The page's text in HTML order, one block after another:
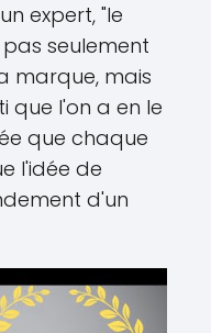
expert, "le
seulement
marque, mais
que l'on a en le
que chaque
l'idée de
d'un